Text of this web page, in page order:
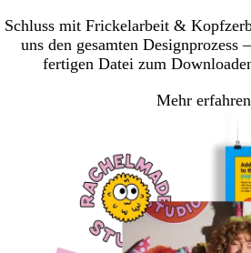
Schluss mit Frickelarbeit &
uns den gesamten Designprozess
fertigen Datei zum
Mehr erfahren